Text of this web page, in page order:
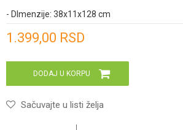
- DImenzije: 38x11x128 cm
1.399,00 RSD
DODAJ U KORPU
Sačuvajte u listi želja